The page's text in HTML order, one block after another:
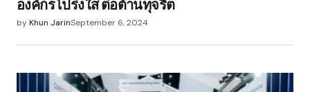
องค์กรโปร่งใส ต่อต้านทุจริต
byKhun JarinSeptember 6, 2024